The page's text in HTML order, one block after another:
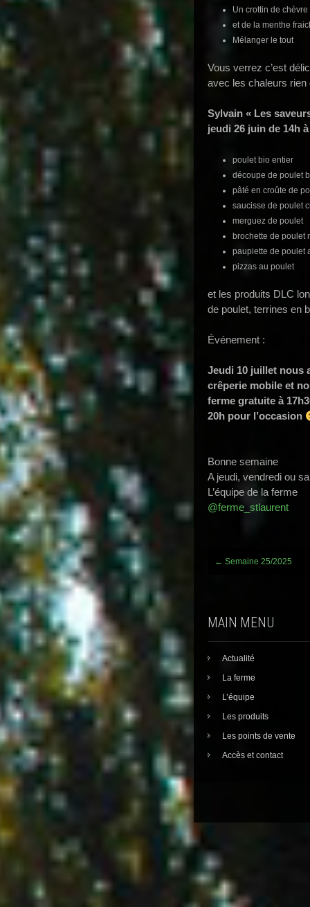
Un crottin de
et de la menthe
Mélanger le tout
Vous verrez c’est
avec les chaleurs
Sylvain « Les
jeudi 26 juin de 14h
poulet bio entier
découpe de poulet
pâté en croûte de
saucisse de poulet
merguez de poulet
brochette de poulet
paupiette de poulet
pizzas au poulet
et les produits DLC
de poulet, terrines en
Événement :
Jeudi 10 juillet nous
crêperie mobile et
ferme gratuite à
20h pour l’occasion
Bonne semaine
A jeudi, vendredi ou
L’équipe de la ferme
@ferme_stlaurent
Post
← Semaine 25/2025
MAIN MENU
Actualité
La ferme
L’équipe
Les produits
Les points de vente
Accès et contact